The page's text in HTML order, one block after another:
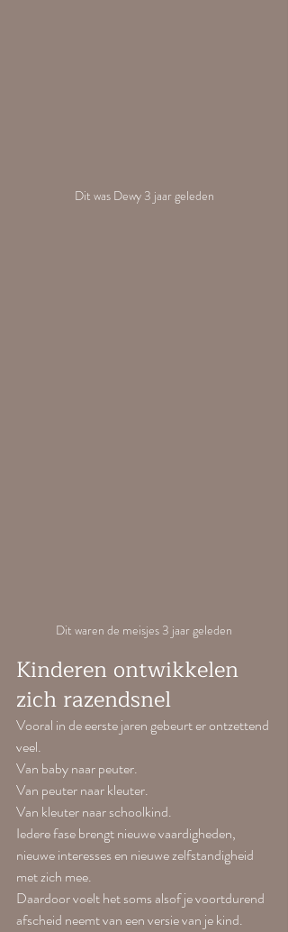
Dit was Dewy 3 jaar geleden
Dit waren de meisjes 3 jaar geleden
Kinderen ontwikkelen
zich razendsnel
Vooral in de eerste jaren gebeurt er ontzettend
veel.
Van baby naar peuter.
Van peuter naar kleuter.
Van kleuter naar schoolkind.
Iedere fase brengt nieuwe vaardigheden,
nieuwe interesses en nieuwe zelfstandigheid
met zich mee.
Daardoor voelt het soms alsof je voortdurend
afscheid neemt van een versie van je kind.